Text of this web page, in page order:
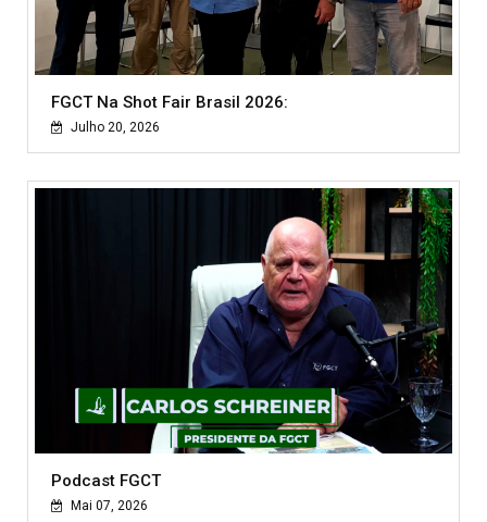
FGCT Na Shot Fair Brasil 2026:
Julho 20, 2026
Podcast FGCT
Mai 07, 2026